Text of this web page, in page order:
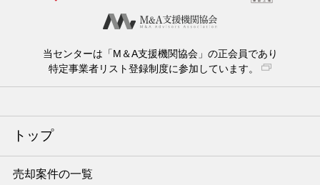
当センターは「M＆A支援機関協会」の正会員であり
特定事業者リスト登録制度に参加しています。
トップ
売却案件の一覧